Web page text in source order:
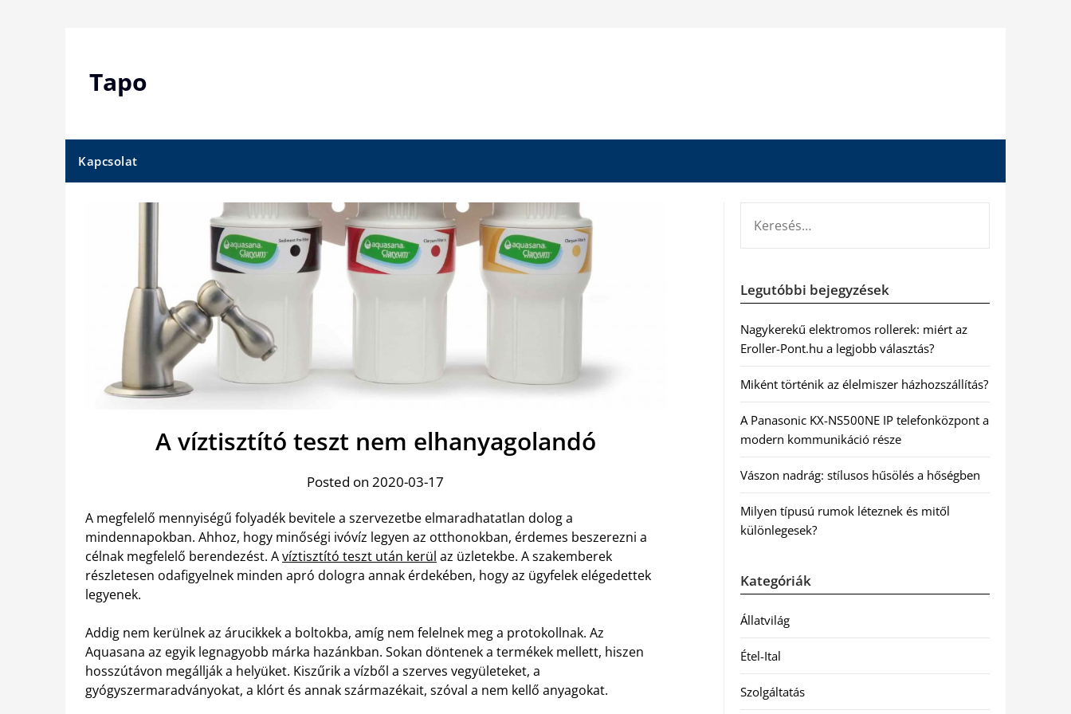
Tapo
Kapcsolat
A víztisztító teszt nem elhanyagolandó
Posted on 2020-03-17
A megfelelő mennyiségű folyadék bevitele a szervezetbe elmaradhatatlan dolog a
mindennapokban. Ahhoz, hogy minőségi ivóvíz legyen az otthonokban, érdemes beszerezni a
célnak megfelelő berendezést. Avíztisztító teszt után kerül az üzletekbe. A szakemberek
részletesen odafigyelnek minden apró dologra annak érdekében, hogy az ügyfelek elégedettek
legyenek.
Addig nem kerülnek az árucikkek a boltokba, amíg nem felelnek meg a protokollnak. Az
Aquasana az egyik legnagyobb márka hazánkban. Sokan döntenek a termékek mellett, hiszen
hosszútávon megállják a helyüket. Kiszűrik a vízből a szerves vegyületeket, a
gyógyszermaradványokat, a klórt és annak származékait, szóval a nem kellő anyagokat.
Legutóbbi bejegyzések
Nagykerekű elektromos rollerek: miért az
Eroller-Pont.hu a legjobb választás?
Miként történik az élelmiszer házhozszállítás?
A Panasonic KX-NS500NE IP telefonközpont a
modern kommunikáció része
Vászon nadrág: stílusos hűsölés a hőségben
Milyen típusú rumok léteznek és mitől
különlegesek?
Kategóriák
Állatvilág
Étel-Ital
Szolgáltatás